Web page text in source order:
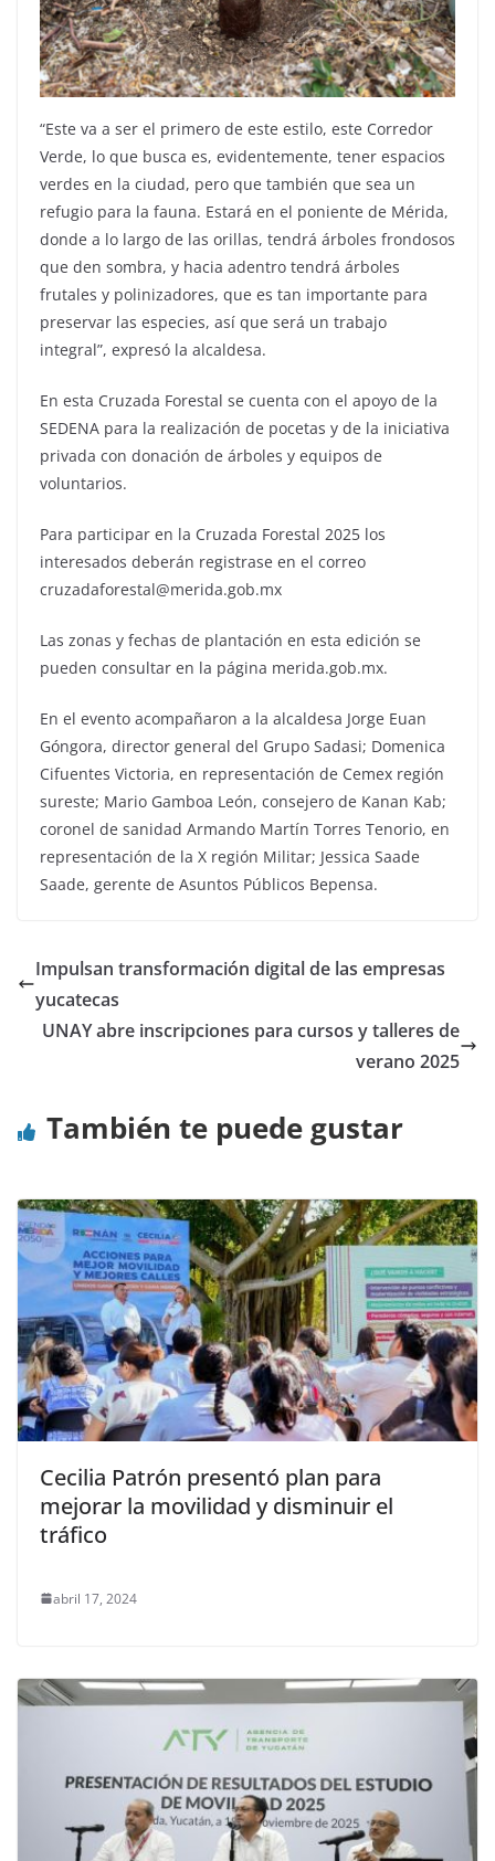
“Este va a ser el primero de este estilo, este Corredor
Verde, lo que busca es, evidentemente, tener espacios
verdes en la ciudad, pero que también que sea un
refugio para la fauna. Estará en el poniente de Mérida,
donde a lo largo de las orillas, tendrá árboles frondosos
que den sombra, y hacia adentro tendrá árboles
frutales y polinizadores, que es tan importante para
preservar las especies, así que será un trabajo
integral”, expresó la alcaldesa.
En esta Cruzada Forestal se cuenta con el apoyo de la
SEDENA para la realización de pocetas y de la iniciativa
privada con donación de árboles y equipos de
voluntarios.
Para participar en la Cruzada Forestal 2025 los
interesados deberán registrase en el correo
cruzadaforestal@merida.gob.mx
Las zonas y fechas de plantación en esta edición se
pueden consultar en la página merida.gob.mx.
En el evento acompañaron a la alcaldesa Jorge Euan
Góngora, director general del Grupo Sadasi; Domenica
Cifuentes Victoria, en representación de Cemex región
sureste; Mario Gamboa León, consejero de Kanan Kab;
coronel de sanidad Armando Martín Torres Tenorio, en
representación de la X región Militar; Jessica Saade
Saade, gerente de Asuntos Públicos Bepensa.
Impulsan transformación digital de las empresas
yucatecas
UNAY abre inscripciones para cursos y talleres de
verano 2025
También te puede gustar
Cecilia Patrón presentó plan para
mejorar la movilidad y disminuir el
tráfico
abril 17, 2024